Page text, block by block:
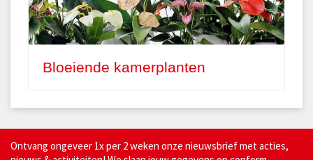
Bloeiende kamerplanten
Ontvang ongeveer 1x per 2 weken onze nieuwsbrief met acties,